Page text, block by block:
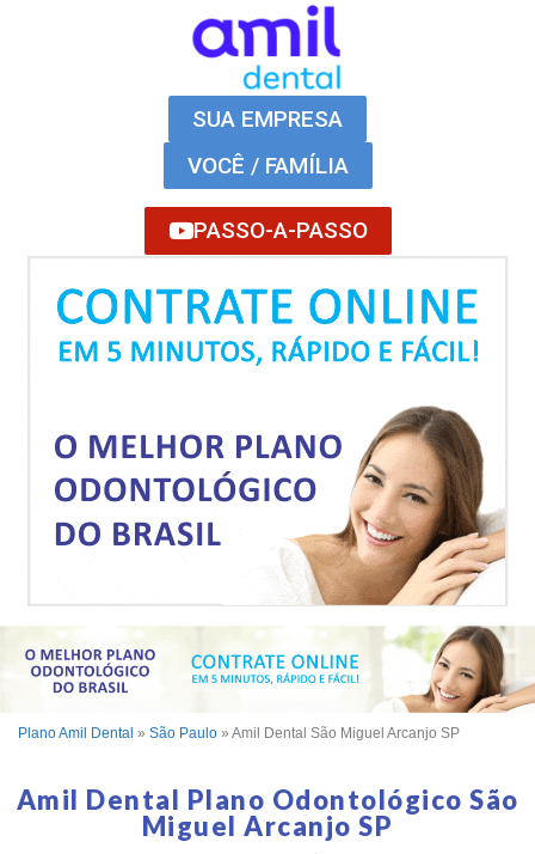
SUA EMPRESA
VOCÊ / FAMÍLIA
PASSO-A-PASSO
Plano Amil Dental » São Paulo » Amil Dental São Miguel Arcanjo SP
Amil Dental Plano Odontológico São
Miguel Arcanjo SP